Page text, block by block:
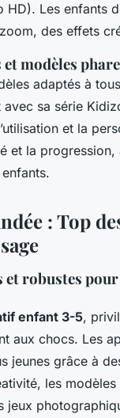
Les enfants
des effets
modèles
adaptés à
sa série
et la
et la
: Top
robustes pour
enfant 3-5,
aux chocs. Les
jeunes grâce à
les
jeux